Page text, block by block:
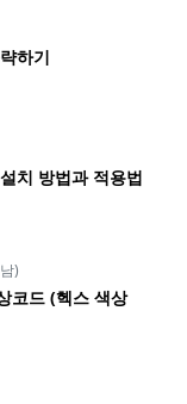
하기
치 방법과 적용법
)
코드 (헥스 색상